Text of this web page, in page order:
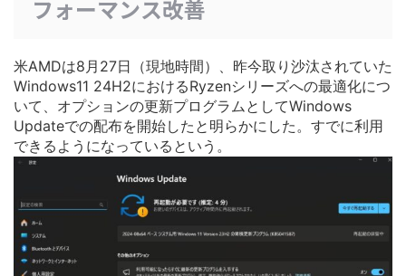
フォーマンス改善
米AMDは8月27日（現地時間）、昨今取り沙汰されていた
Windows11 24H2におけるRyzenシリーズへの最適化につ
いて、オプションの更新プログラムとしてWindows
Updateでの配布を開始したと明らかにした。すでに利用
できるようになっているという。